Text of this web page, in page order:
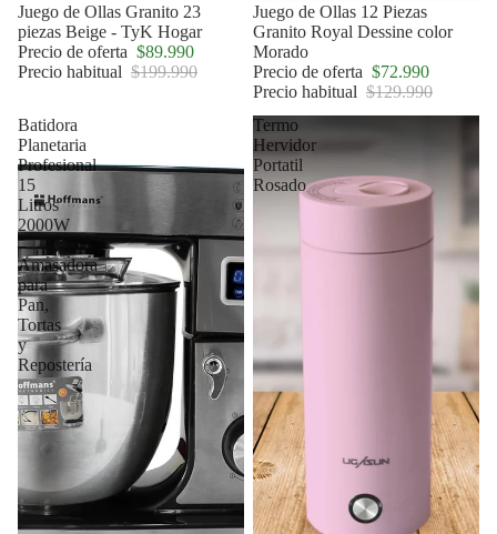
Oferta
Juego de Ollas Granito 23
piezas Beige - TyK Hogar
Precio de oferta $89.990
Precio habitual $199.990
Oferta
Juego de Ollas 12 Piezas
Granito Royal Dessine color
Morado
Precio de oferta $72.990
Precio habitual $129.990
Batidora
Planetaria
Profesional
15
Litros
2000W
–
Amasadora
para
Pan,
Tortas
y
Repostería
Termo
Hervidor
Portatil
Rosado